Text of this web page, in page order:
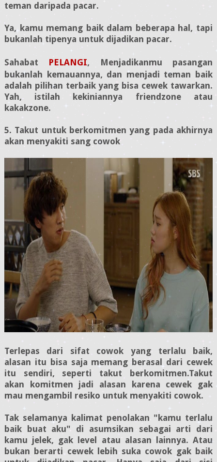
teman daripada pacar.
Ya, kamu memang baik dalam beberapa hal, tapi
bukanlah tipenya untuk dijadikan pacar.
Sahabat PELANGI,
Menjadikanmu pasangan
bukanlah kemauannya, dan menjadi teman baik
adalah pilihan terbaik yang bisa cewek tawarkan.
Yah, istilah kekiniannya friendzone atau
kakakzone.
5. Takut untuk berkomitmen yang pada akhirnya
akan menyakiti sang cowok
Terlepas dari sifat cowok yang terlalu baik,
alasan itu bisa saja memang berasal dari cewek
itu sendiri, seperti takut berkomitmen.Takut
akan komitmen jadi alasan karena cewek gak
mau mengambil resiko untuk menyakiti cowok.
Tak selamanya kalimat penolakan "kamu terlalu
baik buat aku" di asumsikan sebagai arti dari
kamu jelek, gak level atau alasan lainnya. Atau
bukan berarti cewek lebih suka cowok gak baik